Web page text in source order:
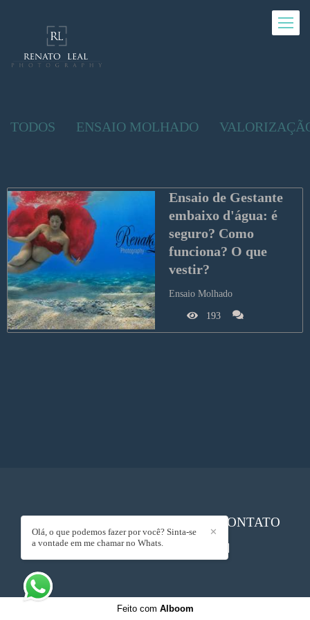
TODOS ENSAIO MOLHADO
Ensaio de Gestante
embaixo d'água: é
seguro? Como
funciona? O que
vestir?
Ensaio Molhado
193
CONTATO
✕
Olá, o que podemos fazer por você? Sinta-se
a vontade em me chamar no Whats.
Feito com Alboom